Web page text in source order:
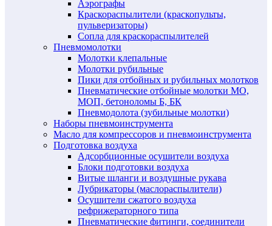
Аэрографы
Краскораспылители (краскопульты,
пульверизаторы)
Сопла для краскораспылителей
Пневмомолотки
Молотки клепальные
Молотки рубильные
Пики для отбойных и рубильных молотков
Пневматические отбойные молотки МО,
МОП, бетоноломы Б, БК
Пневмодолота (зубильные молотки)
Наборы пневмоинструмента
Масло для компрессоров и пневмоинструмента
Подготовка воздуха
Адсорбционные осушители воздуха
Блоки подготовки воздуха
Витые шланги и воздушные рукава
Лубрикаторы (маслораспылители)
Осушители сжатого воздуха
рефрижераторного типа
Пневматические фитинги, соединители